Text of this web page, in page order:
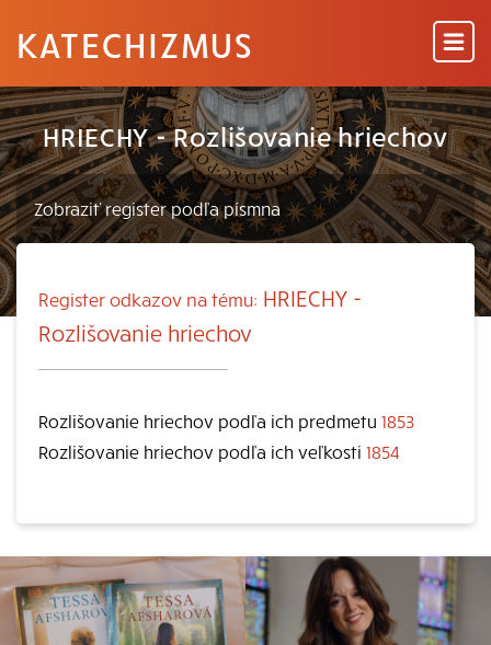
KATECHIZMUS
HRIECHY - Rozlišovanie hriechov
Register odkazov na tému: HRIECHY -
Rozlišovanie hriechov
Rozlišovanie hriechov podľa ich predmetu 1853
Rozlišovanie hriechov podľa ich veľkosti 1854